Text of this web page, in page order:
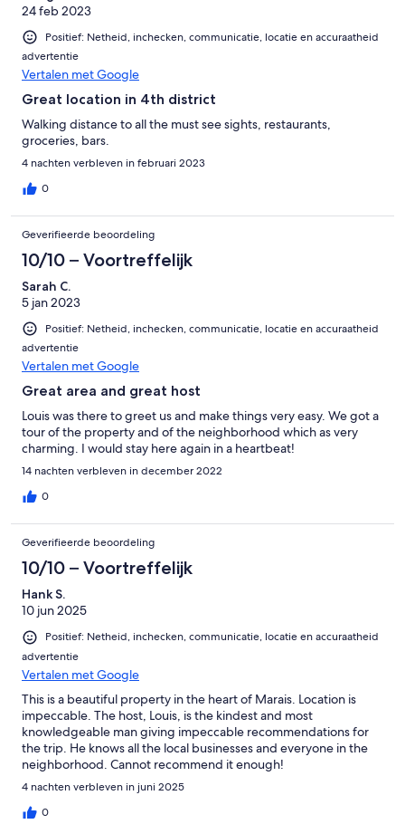
24 feb 2023
Positief: Netheid, inchecken, communicatie, locatie en accuraatheid
advertentie
Vertalen met Google
Great location in 4th district
Walking distance to all the must see sights, restaurants,
groceries, bars.
4 nachten verbleven in februari 2023
0
Geverifieerde beoordeling
10/10 – Voortreffelijk
Sarah C.
5 jan 2023
Positief: Netheid, inchecken, communicatie, locatie en accuraatheid
advertentie
Vertalen met Google
Great area and great host
Louis was there to greet us and make things very easy. We got a
tour of the property and of the neighborhood which as very
charming. I would stay here again in a heartbeat!
14 nachten verbleven in december 2022
0
Geverifieerde beoordeling
10/10 – Voortreffelijk
Hank S.
10 jun 2025
Positief: Netheid, inchecken, communicatie, locatie en accuraatheid
advertentie
Vertalen met Google
This is a beautiful property in the heart of Marais. Location is
impeccable. The host, Louis, is the kindest and most
knowledgeable man giving impeccable recommendations for
the trip. He knows all the local businesses and everyone in the
neighborhood. Cannot recommend it enough!
4 nachten verbleven in juni 2025
0